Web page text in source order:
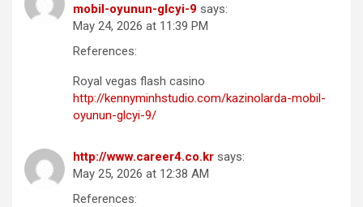
mobil-oyunun-glcyi-9 says:
May 24, 2026 at 11:39 PM
References:
Royal vegas flash casino
http://kennyminhstudio.com/kazinolarda-mobil-
oyunun-glcyi-9/
http://www.career4.co.kr says:
May 25, 2026 at 12:38 AM
References: